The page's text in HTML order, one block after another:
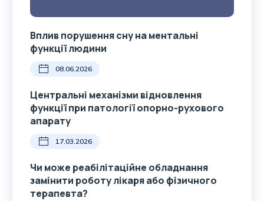
Вплив порушення сну на ментальні
функції людини
08.06.2026
Центральні механізми відновлення
функції при патології опорно-рухового
апарату
17.03.2026
Чи може реабілітаційне обладнання
замінити роботу лікаря або фізичного
терапевта?